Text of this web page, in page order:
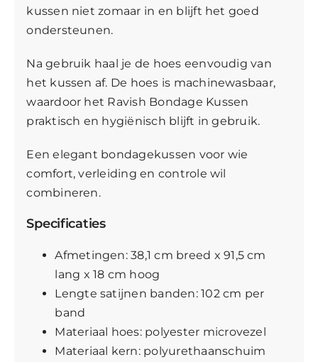
kussen niet zomaar in en blijft het goed
ondersteunen.
Na gebruik haal je de hoes eenvoudig van
het kussen af. De hoes is machinewasbaar,
waardoor het Ravish Bondage Kussen
praktisch en hygiënisch blijft in gebruik.
Een elegant bondagekussen voor wie
comfort, verleiding en controle wil
combineren.
Specificaties
Afmetingen: 38,1 cm breed x 91,5 cm
lang x 18 cm hoog
Lengte satijnen banden: 102 cm per
band
Materiaal hoes: polyester microvezel
Materiaal kern: polyurethaanschuim